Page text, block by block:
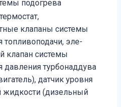
подогрева
клапаны системы
топливоподачи, эле­
клапан системы
давления турбонаддува
датчик уровня
(дизельный